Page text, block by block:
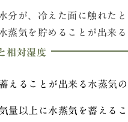
分が、冷えた面に触れた
蒸気を貯めることが出来
相対湿度
えることが出来る水蒸気
量以上に水蒸気を蓄える